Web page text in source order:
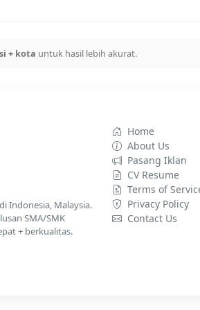
+ kota untuk hasil lebih akurat.
Indonesia, Malaysia.
SMA/SMK
+ berkualitas.
Home
About Us
Pasang Iklan
CV Resume
Terms of
Privacy Policy
Contact Us